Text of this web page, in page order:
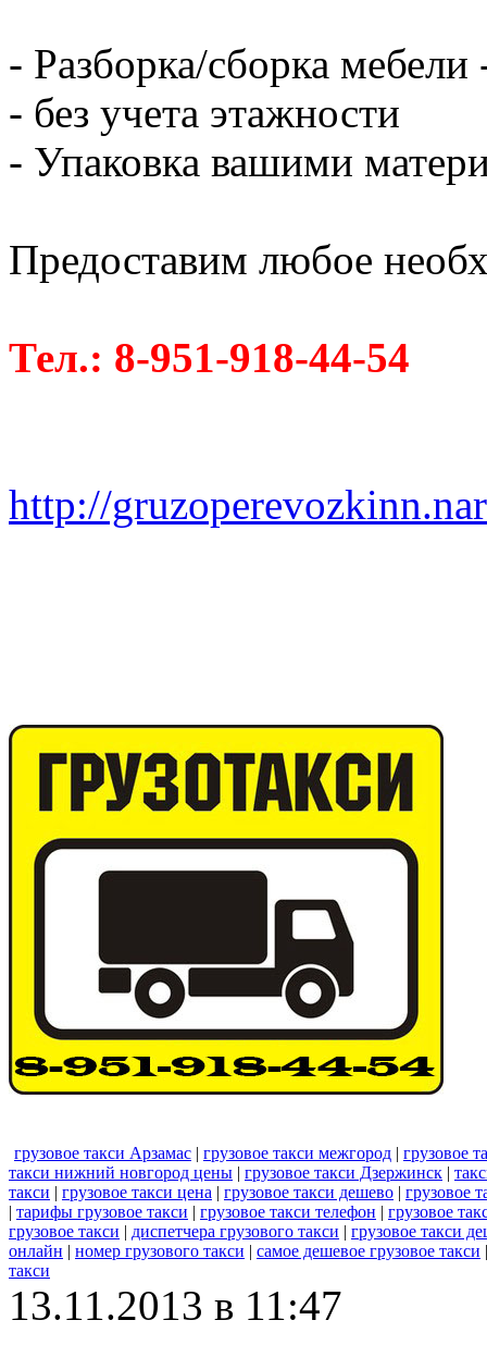
- Разборка/сборка мебели
- без учета этажности
- Упаковка вашими
Предоставим любое
Тел.: 8-951-918-44-54
http://
грузовое такси Арзамас | грузовое такси межгород | грузовое
такси нижний новгород цены | грузовое такси Дзержинск |
такси | грузовое такси цена | грузовое такси дешево | грузовое
| тарифы грузовое такси | грузовое такси телефон | грузовое
грузовое такси | диспетчера грузового такси | грузовое такси
онлайн | номер грузового такси | самое дешевое грузовое такси
такси
13.11.2013 в 11:47